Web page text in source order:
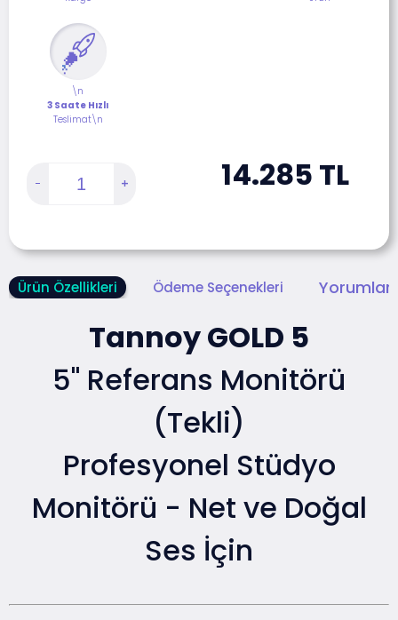
\n
3 Saate Hızlı
Teslimat\n
14.285 TL
Ürün Özellikleri Ödeme Seçenekleri
Tannoy GOLD 5
5" Referans Monitörü
(Tekli)
Profesyonel Stüdyo
Monitörü - Net ve Doğal
Ses İçin